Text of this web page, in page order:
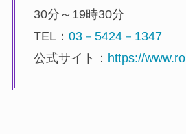
30分～19時30分
TEL： 03－5424－1347
公式サイト： https://